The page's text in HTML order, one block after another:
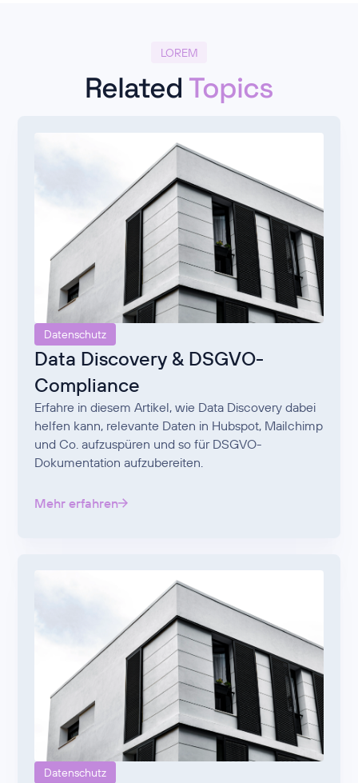
LOREM
Related Topics
Datenschutz
Data Discovery & DSGVO-
Compliance
Erfahre in diesem Artikel, wie Data Discovery dabei
helfen kann, relevante Daten in Hubspot, Mailchimp
und Co. aufzuspüren und so für DSGVO-
Dokumentation aufzubereiten.
Mehr erfahren
Datenschutz